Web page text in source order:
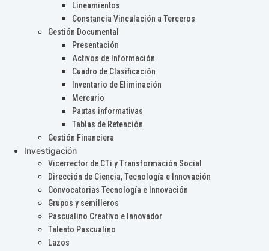
Lineamientos
Constancia Vinculación a Terceros
Gestión Documental
Presentación
Activos de Información
Cuadro de Clasificación
Inventario de Eliminación
Mercurio
Pautas informativas
Tablas de Retención
Gestión Financiera
Investigación
Vicerrector de CTi y Transformación Social
Dirección de Ciencia, Tecnología e Innovación
Convocatorias Tecnología e Innovación
Grupos y semilleros
Pascualino Creativo e Innovador
Talento Pascualino
Lazos